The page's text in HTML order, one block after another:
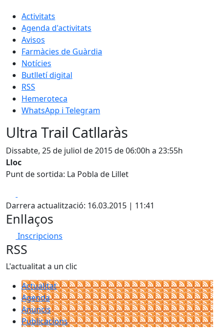
Activitats
Agenda d'activitats
Avisos
Farmàcies de Guàrdia
Notícies
Butlletí digital
RSS
Hemeroteca
WhatsApp i Telegram
Ultra Trail Catllaràs
Dissabte, 25 de juliol de 2015 de 06:00h a 23:55h
Lloc
Punt de sortida: La Pobla de Lillet
Darrera actualització: 16.03.2015 | 11:41
Enllaços
Inscripcions
RSS
L'actualitat a un clic
Actualitat
Agenda
Anuncis
Publicacions